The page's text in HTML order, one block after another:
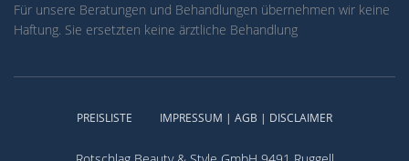
Für unsere Beratungen und Behandlungen übernehmen wir keine
Haftung. Sie ersetzten keine ärztliche Behandlung
PREISLISTE IMPRESSUM | AGB | DISCLAIMER